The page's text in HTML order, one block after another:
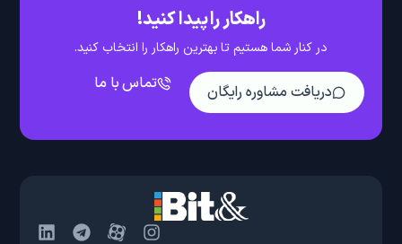
راهکار را پیدا کنید!
در کنار شما هستیم تا بهترین راهکار را انتخاب کنید.
دریافت مشاوره رایگان تماس با ما